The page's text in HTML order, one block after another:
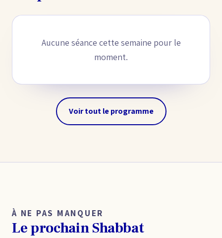
Aucune séance cette semaine pour le
moment.
Voir tout le programme
À NE PAS MANQUER
Le prochain Shabbat